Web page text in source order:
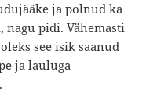
ja polnud ka
pidi. Vähemasti
see isik saanud
ja lauluga